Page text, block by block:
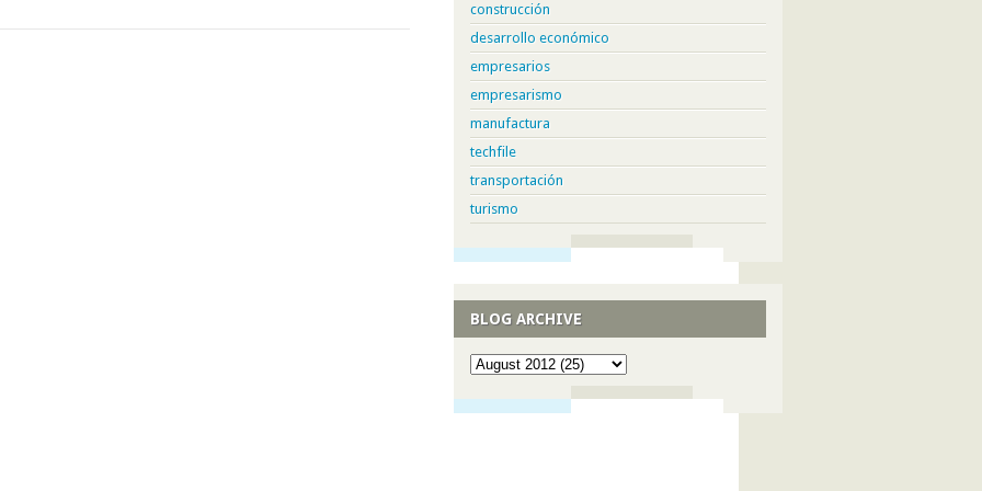
construcción
desarrollo económico
empresarios
empresarismo
manufactura
techfile
transportación
turismo
BLOG ARCHIVE